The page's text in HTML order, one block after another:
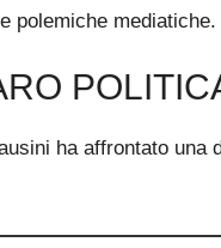
polemiche mediatiche.
ha affrontato